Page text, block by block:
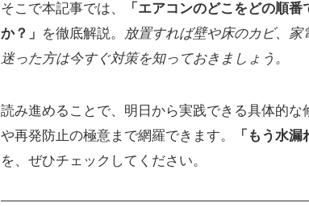
そこで本記事では、
「エアコンのどこをどの順
か？」 を徹底解説。
放置すれば壁や床のカビ、家
迷った方は今すぐ対策を知っておきましょう。
読み進めることで、明日から実践できる具体的
や再発防止の極意まで網羅できます。
「もう水
を、ぜひチェックしてください。